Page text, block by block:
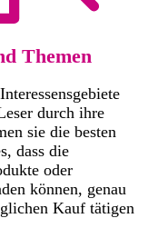
Themen
durch ihre
sie die besten
dass die
oder
können, genau
Kauf tätigen